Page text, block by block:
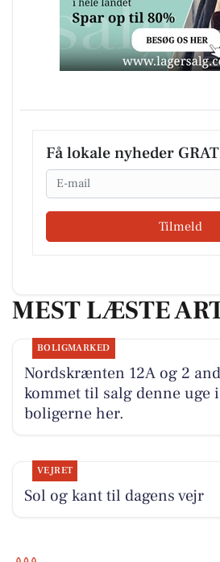
Få lokale nyheder
Email
Tilmeld
MEST LÆSTE
BOLIGMARKED
Nordskrænten 12A og 2
kommet til salg denne uge
boligerne her.
VEJRET
Sol og kant til dagens vejr